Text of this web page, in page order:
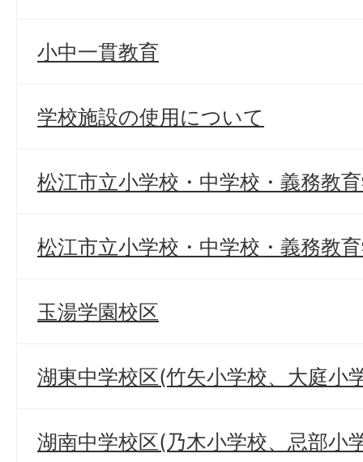
小中一貫教育
学校施設の使用について
松江市立小学校・中学校・義務教
松江市立小学校・中学校・義務教
玉湯学園校区
湖東中学校区(竹矢小学校、大庭小
湖南中学校区(乃木小学校、忌部小